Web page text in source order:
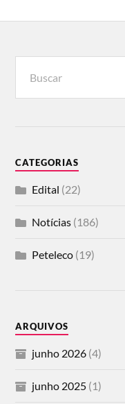
CATEGORIAS
Edital (22)
Notícias (186)
Peteleco (19)
ARQUIVOS
junho 2026 (4)
junho 2025 (1)